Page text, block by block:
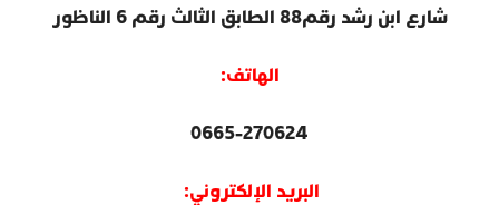
شارع ابن رشد رقم88 الطابق الثالث رقم 6 الناظور​
الهاتف:
0665-270624
البريد الإلكتروني: